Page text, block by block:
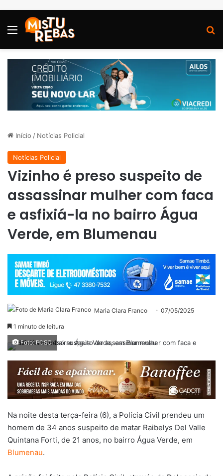
Menu
Início / Notícias Policial
Notícias Policial
Vizinho é preso suspeito de
assassinar mulher com faca
e asfixiá-la no bairro Água
Verde, em Blumenau
Maria Clara Franco 07/05/2025
1 minuto de leitura
Foto: PCSC
Na noite desta terça-feira (6), a Polícia Civil prendeu um
homem de 34 anos suspeito de matar Raibelys Del Valle
Quintana Forti, de 21 anos, no bairro Água Verde, em
Blumenau.